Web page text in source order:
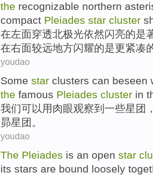
the recognizable northern
compact Pleiades star cluster
在左面穿透北极光依然闪亮的是
在右面较远地方闪耀的是更紧凑
youdao
Some star clusters can beseen
the famous Pleiades cluster in
我们可以用肉眼观察到 一些星团
昴星团 。
youdao
The Pleiades is an open star
its stars are bound loosely